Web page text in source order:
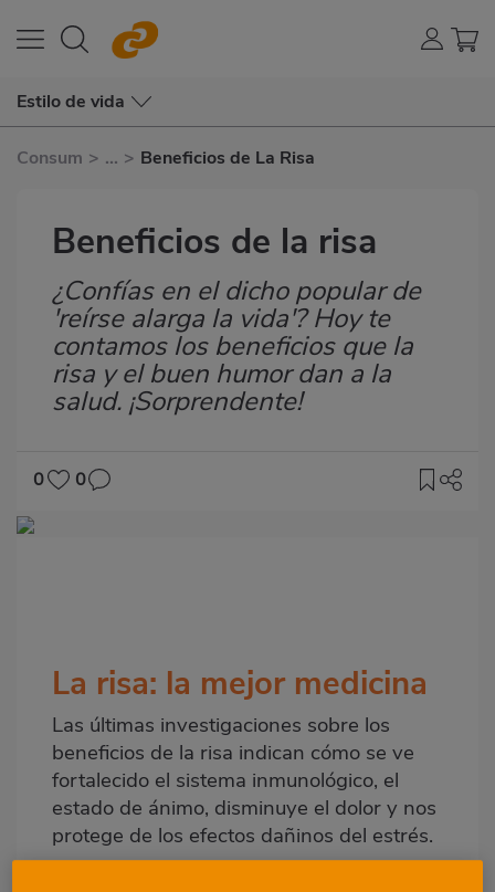
Estilo de vida
Consum > ... > Beneficios de La Risa
Beneficios de la risa
Subtítulo
¿Confías en el dicho popular de
'reírse alarga la vida'? Hoy te
contamos los beneficios que la
risa y el buen humor dan a la
salud. ¡Sorprendente!
0
0
Imagen
La risa: la mejor medicina
Las últimas investigaciones sobre los
beneficios de la risa indican cómo se ve
fortalecido el sistema inmunológico, el
estado de ánimo, disminuye el dolor y nos
protege de los efectos dañinos del estrés.